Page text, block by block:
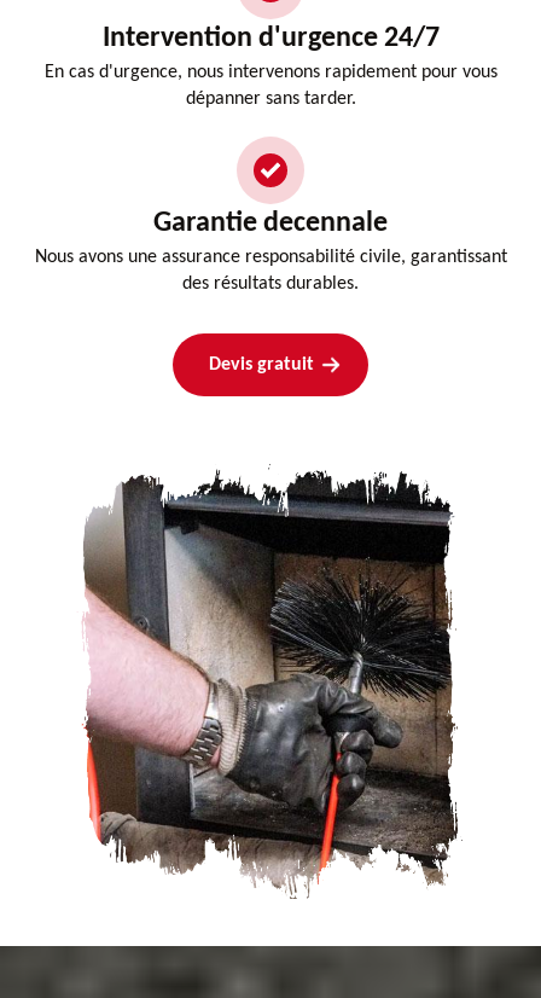
Intervention d'urgence 24/7
En cas d'urgence, nous intervenons rapidement pour vous
dépanner sans tarder.
Garantie decennale
Nous avons une assurance responsabilité civile, garantissant
des résultats durables.
Devis gratuit